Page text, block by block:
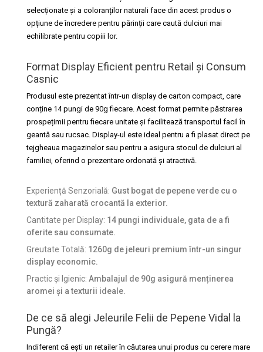
selecționate și a coloranților naturali face din acest produs o
opțiune de încredere pentru părinții care caută dulciuri mai
echilibrate pentru copiii lor.
Format Display Eficient pentru Retail și Consum
Casnic
Produsul este prezentat într-un display de carton compact, care
conține 14 pungi de 90g fiecare. Acest format permite păstrarea
prospețimii pentru fiecare unitate și facilitează transportul facil în
geantă sau rucsac. Display-ul este ideal pentru a fi plasat direct pe
tejgheaua magazinelor sau pentru a asigura stocul de dulciuri al
familiei, oferind o prezentare ordonată și atractivă.
Experiență Senzorială: Gust bogat de pepene verde cu o
textură zaharată crocantă la exterior.
Cantitate per Display: 14 pungi individuale, gata de a fi
oferite sau consumate.
Greutate Totală: 1260g de jeleuri premium într-un singur
display economic.
Practic și Igienic: Ambalajul de 90g asigură menținerea
aromei și a texturii ideale.
De ce să alegi Jeleurile Felii de Pepene Vidal la
Pungă?
Indiferent că ești un retailer în căutarea unui produs cu cerere mare